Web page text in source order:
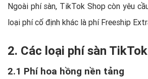
Ngoài phí sàn, TikTok Shop còn yêu
loại phí cố định khác là phí Freeship
2. Các loại phí sàn
2.1 Phí hoa hồng nền tảng